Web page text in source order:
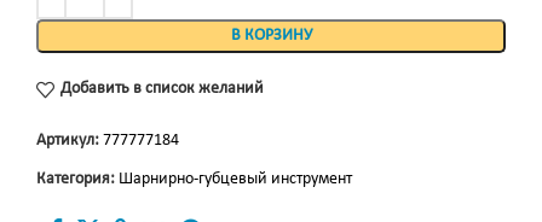
В КОРЗИНУ
Добавить в список желаний
Артикул: 777777184
Категория: Шарнирно-губцевый инструмент